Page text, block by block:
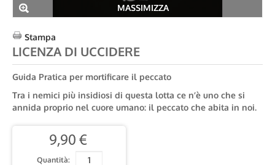
MASSIMIZZA
Stampa
LICENZA DI UCCIDERE
Guida Pratica per mortificare il peccato
Tra i nemici più insidiosi di questa lotta ce n’è uno che si
annida proprio nel cuore umano: il peccato che abita in noi.
9,90 €
Quantità: